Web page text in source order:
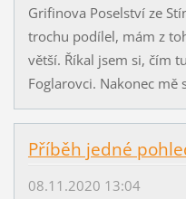
Grifinova Poselství ze
trochu podílel, mám z
větší. Říkal jsem si, čím
Foglarovci. Nakonec mě
Příběh jedné
08.11.2020 13:04